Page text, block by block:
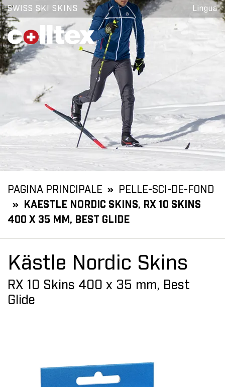
SWISS SKI SKINS Lingua
PAGINA PRINCIPALE
PELLE-SCI-DE-FOND
KAESTLE NORDIC SKINS, RX 10 SKINS
400 X 35 MM, BEST GLIDE
Kästle Nordic Skins
RX 10 Skins 400 x 35 mm, Best
Glide